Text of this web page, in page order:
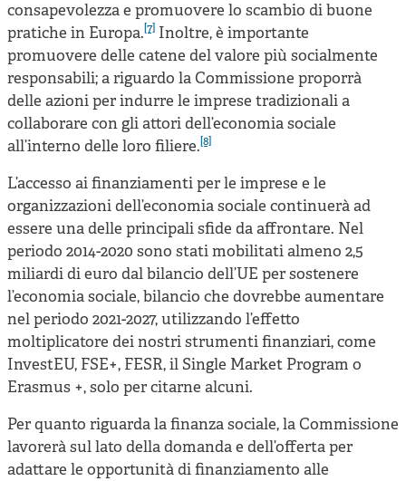
consapevolezza e promuovere lo scambio di buone
pratiche in Europa.[7] Inoltre, è importante
promuovere delle catene del valore più socialmente
responsabili; a riguardo la Commissione proporrà
delle azioni per indurre le imprese tradizionali a
collaborare con gli attori dell’economia sociale
all’interno delle loro filiere.[8]
L’accesso ai finanziamenti per le imprese e le
organizzazioni dell’economia sociale continuerà ad
essere una delle principali sfide da affrontare. Nel
periodo 2014-2020 sono stati mobilitati almeno 2,5
miliardi di euro dal bilancio dell’UE per sostenere
l’economia sociale, bilancio che dovrebbe aumentare
nel periodo 2021-2027, utilizzando l’effetto
moltiplicatore dei nostri strumenti finanziari, come
InvestEU, FSE+, FESR, il Single Market Program o
Erasmus +, solo per citarne alcuni.
Per quanto riguarda la finanza sociale, la Commissione
lavorerà sul lato della domanda e dell’offerta per
adattare le opportunità di finanziamento alle